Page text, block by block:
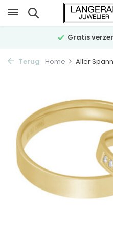
Gratis
Terug Home Aller